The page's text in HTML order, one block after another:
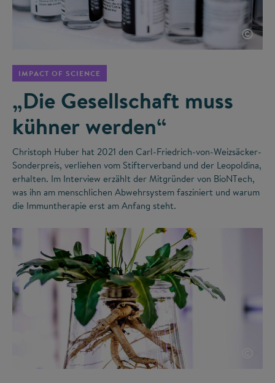
©
IMPACT OF SCIENCE
„Die Gesellschaft muss
kühner werden“
Christoph Huber hat 2021 den Carl-Friedrich-von-Weizsäcker-
Sonderpreis, verliehen vom Stifterverband und der Leopoldina,
erhalten. Im Interview erzählt der Mitgründer von BioNTech,
was ihn am menschlichen Abwehrsystem fasziniert und warum
die Immuntherapie erst am Anfang steht.